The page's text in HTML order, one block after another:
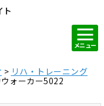
ト
メニュー
リハ・トレーニング
ォーカー5022